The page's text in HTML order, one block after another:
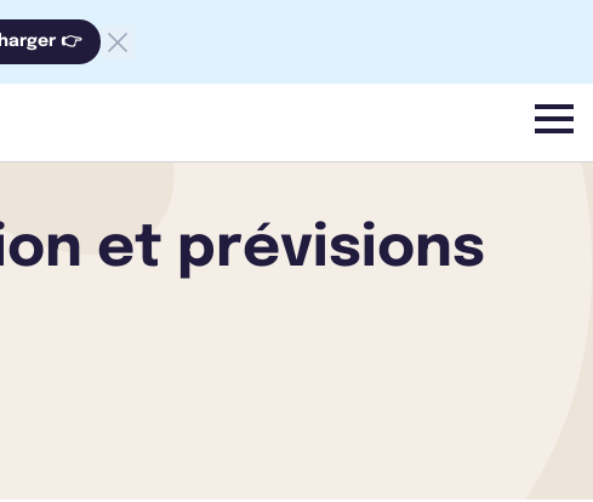
👉
menu
et prévisions